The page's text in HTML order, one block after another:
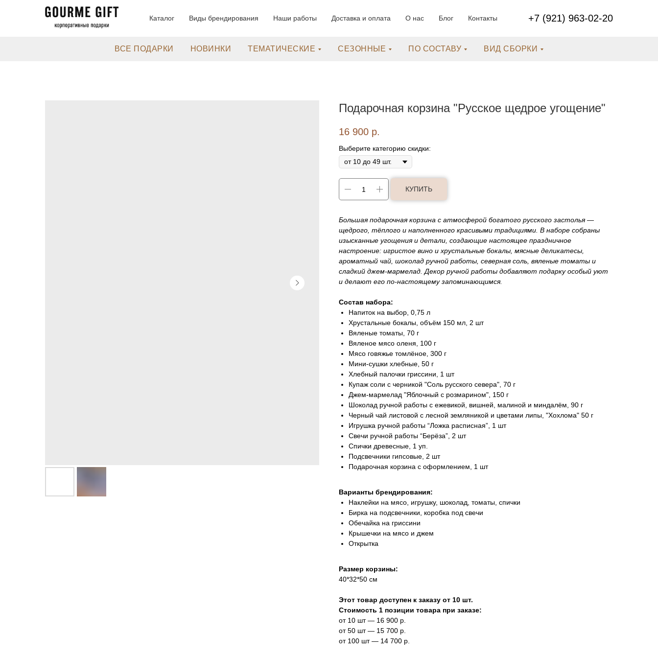
Каталог Виды брендирования Наши работы Доставка и оплата О нас Блог Контакты +7 (921) 963-02-20
ВСЕ ПОДАРКИ НОВИНКИ ТЕМАТИЧЕСКИЕ СЕЗОННЫЕ ПО СОСТАВУ ВИД СБОРКИ
Подарочная корзина "Русское щедрое угощение"
16 900 р.
Выберите категорию скидки:
КУПИТЬ
Большая подарочная корзина с атмосферой богатого русского застолья —
щедрого, тёплого и наполненного красивыми традициями. В наборе собраны
изысканные угощения и детали, создающие настоящее праздничное
настроение: игристое вино и хрустальные бокалы, мясные деликатесы,
ароматный чай, шоколад ручной работы, северная соль, вяленые томаты и
сладкий джем-мармелад. Декор ручной работы добавляют подарку особый уют
и делают его по-настоящему запоминающимся.
Состав набора:
Напиток на выбор, 0,75 л
Хрустальные бокалы, объём 150 мл, 2 шт
Вяленые томаты, 70 г
Вяленое мясо оленя, 100 г
Мясо говяжье томлёное, 300 г
Мини-сушки хлебные, 50 г
Хлебный палочки гриссини, 1 шт
Купаж соли с черникой "Соль русского севера", 70 г
Джем-мармелад "Яблочный с розмарином", 150 г
Шоколад ручной работы с ежевикой, вишней, малиной и миндалём, 90 г
Черный чай листовой с лесной земляникой и цветами липы, "Хохлома" 50 г
Игрушка ручной работы “Ложка расписная”, 1 шт
Свечи ручной работы “Берёза”, 2 шт
Спички древесные, 1 уп.
Подсвечники гипсовые, 2 шт
Подарочная корзина с оформлением, 1 шт
Варианты брендирования:
Наклейки на мясо, игрушку, шоколад, томаты, спички
Бирка на подсвечники, коробка под свечи
Обечайка на гриссини
Крышечки на мясо и джем
Открытка
Размер корзины:
40*32*50 см
Этот товар доступен к заказу от 10 шт.
Стоимость 1 позиции товара при заказе:
от 10 шт — 16 900 р.
от 50 шт — 15 700 р.
от 100 шт — 14 700 р.